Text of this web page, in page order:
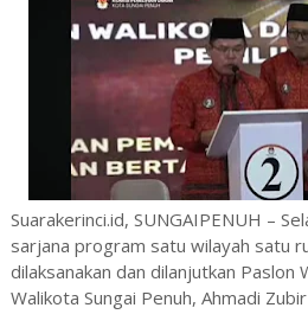
Suarakerinci.id, SUNGAIPENUH –
sarjana program satu wilayah satu
dilaksanakan dan dilanjutkan Paslon
Walikota Sungai Penuh, Ahmadi